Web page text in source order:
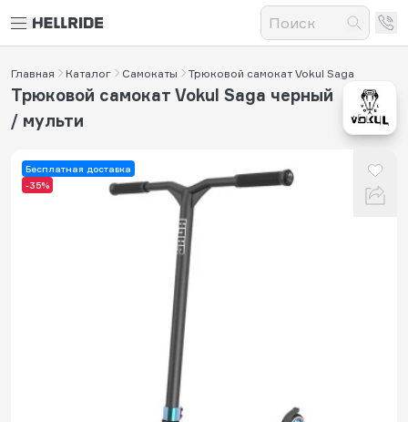
Главная Каталог Самокаты Трюковой самокат Vokul Saga
Бесплатная доставка
-35%
Трюковой самокат Vokul Saga черный
/ мульти